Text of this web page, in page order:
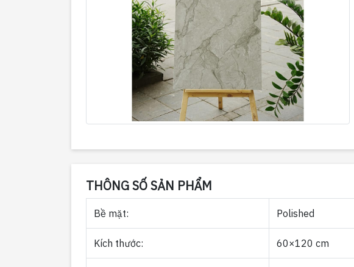
THÔNG SỐ SẢN PHẨM
Bề mặt: Polished
Kích thước: 60×120 cm